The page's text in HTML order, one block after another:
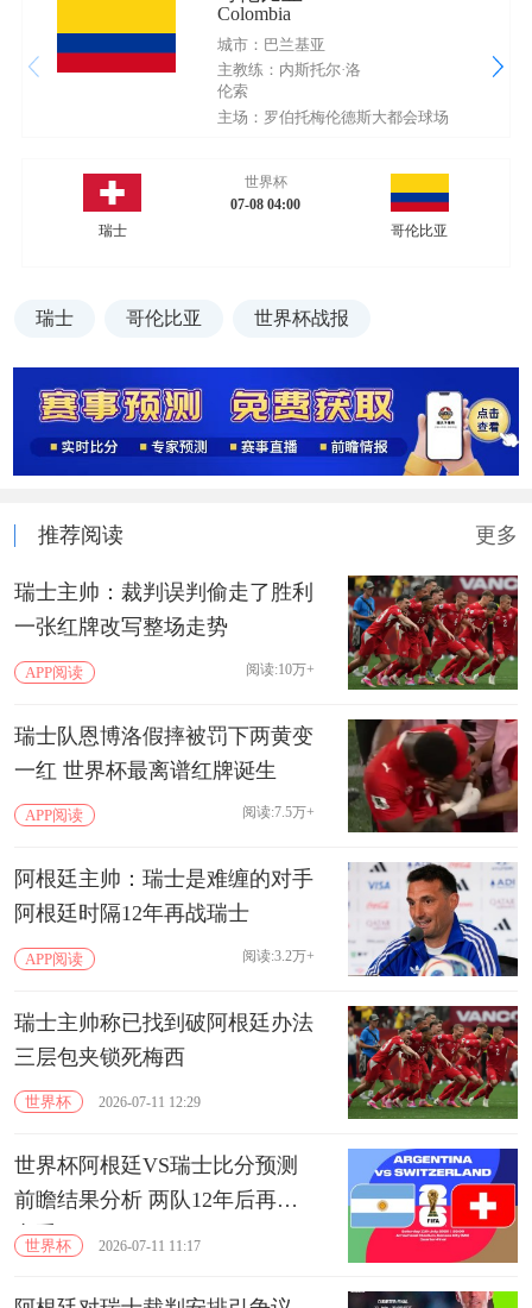
Colombia
城市：巴兰基亚
主教练：内斯托尔·洛
伦索
主场：罗伯托梅伦德斯大都会球场
瑞士
世界杯
07-08 04:00
哥伦比亚
瑞士 哥伦比亚 世界杯战报
推荐阅读 更多
瑞士主帅：裁判误判偷走了胜利
一张红牌改写整场走势
APP阅读 阅读:10万+
瑞士队恩博洛假摔被罚下两黄变
一红 世界杯最离谱红牌诞生
APP阅读 阅读:7.5万+
阿根廷主帅：瑞士是难缠的对手
阿根廷时隔12年再战瑞士
APP阅读 阅读:3.2万+
瑞士主帅称已找到破阿根廷办法
三层包夹锁死梅西
世界杯 2026-07-11 12:29
世界杯阿根廷VS瑞士比分预测
前瞻结果分析 两队12年后再度
交手
世界杯 2026-07-11 11:17